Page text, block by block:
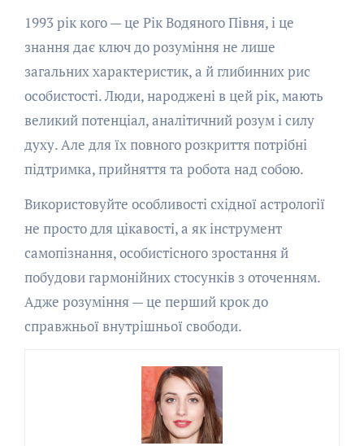
1993 рік кого — це Рік Водяного Півня, і це
знання дає ключ до розуміння не лише
загальних характеристик, а й глибинних рис
особистості. Люди, народжені в цей рік, мають
великий потенціал, аналітичний розум і силу
духу. Але для їх повного розкриття потрібні
підтримка, прийняття та робота над собою.
Використовуйте особливості східної астрології
не просто для цікавості, а як інструмент
самопізнання, особистісного зростання й
побудови гармонійних стосунків з оточенням.
Адже розуміння — це перший крок до
справжньої внутрішньої свободи.